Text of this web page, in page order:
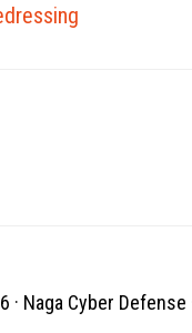
· Naga Cyber Defense